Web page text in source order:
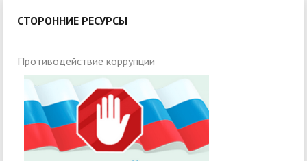
СТОРОННИЕ РЕСУРСЫ
Противодействие коррупции